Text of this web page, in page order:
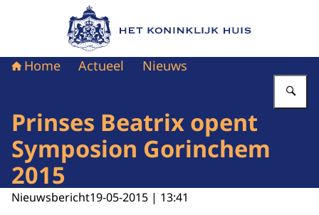
Naar de homepage van Het Koninklijk Huis
Home Actueel Nieuws
Prinses Beatrix opent
Symposion Gorinchem
2015
Nieuwsbericht19-05-2015 | 13:41